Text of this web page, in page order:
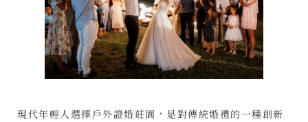
現代年輕人選擇戶外證婚莊園，是對傳統婚禮的一種創新